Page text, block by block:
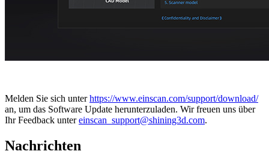
Melden Sie sich unterhttps://www.einscan.com/support/download/
an, um das Software Update herunterzuladen. Wir freuen uns über
Ihr Feedback untereinscan_support@shining3d.com.
Nachrichten